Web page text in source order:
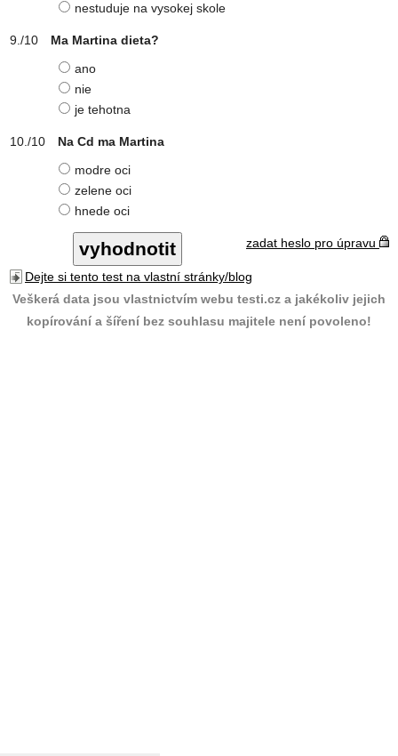
nestuduje na vysokej skole
Ma Martina dieta?
ano
nie
je tehotna
Na Cd ma Martina
modre oci
zelene oci
hnede oci
zadat heslo pro úpravu
Dejte si tento test na vlastní stránky/blog
Veškerá data jsou vlastnictvím webu testi.cz a jakékoliv jejich
kopírování a šíření bez souhlasu majitele není povoleno!